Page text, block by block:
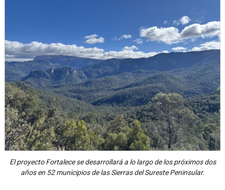
El proyecto Fortalece se desarrollará a lo largo de los próximos dos
años en 52 municipios de las Sierras del Sureste Peninsular.